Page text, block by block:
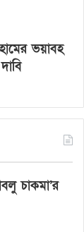
ভয়াবহ
চাকমা’র